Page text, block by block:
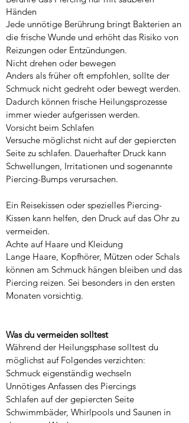
Händen
Jede unnötige Berührung bringt Bakterien an
die frische Wunde und erhöht das Risiko von
Reizungen oder Entzündungen.
Nicht drehen oder bewegen
Anders als früher oft empfohlen, sollte der
Schmuck nicht gedreht oder bewegt werden.
Dadurch können frische Heilungsprozesse
immer wieder aufgerissen werden.
Vorsicht beim Schlafen
Versuche möglichst nicht auf der gepiercten
Seite zu schlafen. Dauerhafter Druck kann
Schwellungen, Irritationen und sogenannte
Piercing-Bumps verursachen.
Ein Reisekissen oder spezielles Piercing-
Kissen kann helfen, den Druck auf das Ohr zu
vermeiden.
Achte auf Haare und Kleidung
Lange Haare, Kopfhörer, Mützen oder Schals
können am Schmuck hängen bleiben und das
Piercing reizen. Sei besonders in den ersten
Monaten vorsichtig.
Was du vermeiden solltest
Während der Heilungsphase solltest du
möglichst auf Folgendes verzichten:
Schmuck eigenständig wechseln
Unnötiges Anfassen des Piercings
Schlafen auf der gepiercten Seite
Schwimmbäder, Whirlpools und Saunen in